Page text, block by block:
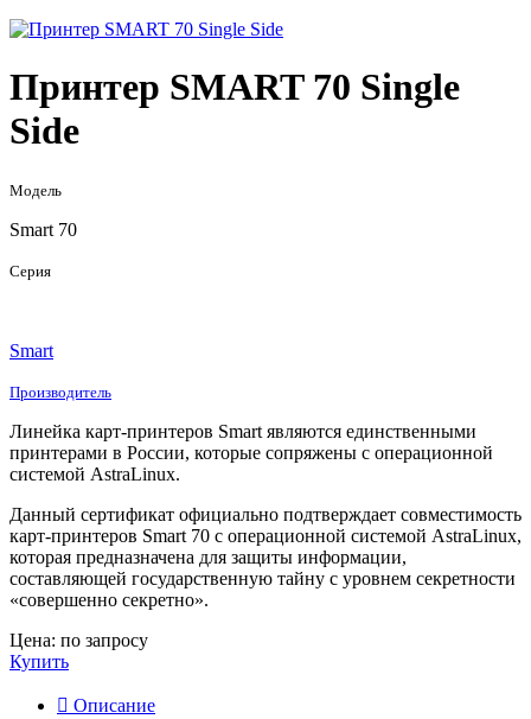
Принтер SMART 70 Single
Side
Модель
Smart 70
Серия
Smart
Производитель
Линейка карт-принтеров Smart являются единственными
принтерами в России, которые сопряжены с операционной
системой AstraLinux.
Данный сертификат официально подтверждает совместимость
карт-принтеров Smart 70 с операционной системой AstraLinux,
которая предназначена для защиты информации,
составляющей государственную тайну с уровнем секретности
«совершенно секретно».
Цена: по запросу
Купить
Описание